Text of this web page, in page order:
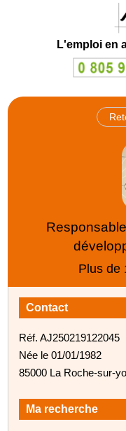
L'emploi en
Plus de
Contact
Réf. AJ250219122045
Née le 01/01/1982
85000 La Roche-sur-
Ma recherche